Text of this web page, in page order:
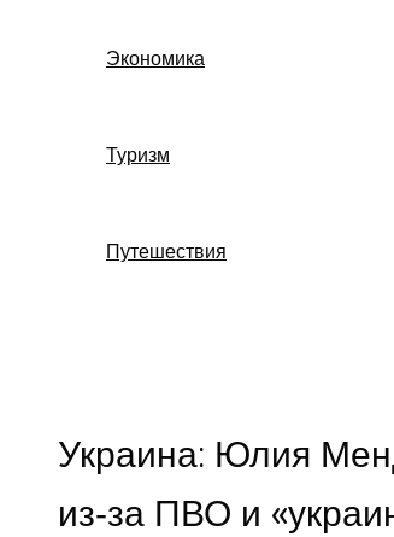
Экономика
Туризм
Путешествия
Украина: Юлия
из‑за ПВО и